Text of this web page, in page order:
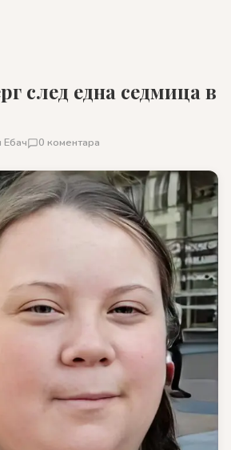
след една седмица в
Ебач 0 коментара